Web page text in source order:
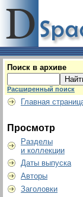
Поиск в архиве
Расширенный поиск
Главная
Просмотр
Разделы
и коллекции
Даты выпуска
Авторы
Заголовки